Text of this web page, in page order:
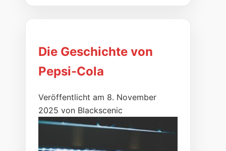
Die Geschichte von
Pepsi-Cola
Veröffentlicht am 8. November
2025 von Blackscenic